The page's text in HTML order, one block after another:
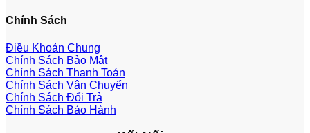
Chính Sách
Điều Khoản Chung
Chính Sách Bảo Mật
Chính Sách Thanh Toán
Chính Sách Vận Chuyển
Chính Sách Đổi Trả
Chính Sách Bảo Hành